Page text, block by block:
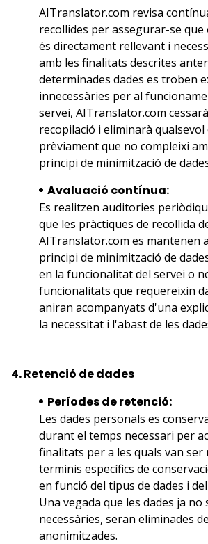
AITranslator.com revisa
recollides per assegurar-se que
és directament rellevant i
amb les finalitats descrites
determinades dades es troben
innecessàries per al
servei, AITranslator.com
recopilació i eliminarà qualsevol
prèviament que no compleixi
principi de minimització de
Avaluació contínua:
Es realitzen auditories
que les pràctiques de recollida
AITranslator.com es mantenen
principi de minimització de
en la funcionalitat del servei o
funcionalitats que requereixin
aniran acompanyats d'una
la necessitat i l'abast de les
4. Retenció de dades
Períodes de retenció:
Les dades personals es
durant el temps necessari per
finalitats per a les quals van ser
terminis específics de
en funció del tipus de dades i
Una vegada que les dades ja no
necessàries, seran eliminades
anonimitzades.